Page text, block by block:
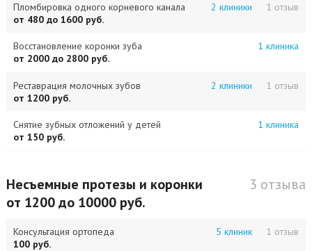
Пломбировка одного корневого канала 1 отзыв
2 клиники
от 480 до 1600 руб.
Восстановление коронки зуба
1 клиника
от 2000 до 2800 руб.
Реставрация молочных зубов 1 отзыв
2 клиники
от 1200 руб.
Снятие зубных отложений у детей
1 клиника
от 150 руб.
Несъемные протезы и коронки
3 отзыва
от 1200 до 10000 руб.
Консультация ортопеда 1 отзыв
5 клиник
100 руб.